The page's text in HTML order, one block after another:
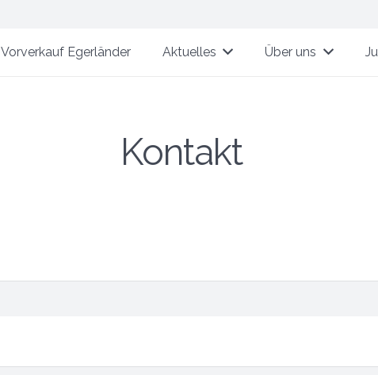
Vorverkauf Egerländer Aktuelles Über uns
Kontakt